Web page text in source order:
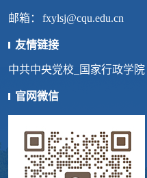
邮箱： fxylsj@cqu.edu.cn
友情链接
中共中央党校_国家行政学院
官网微信